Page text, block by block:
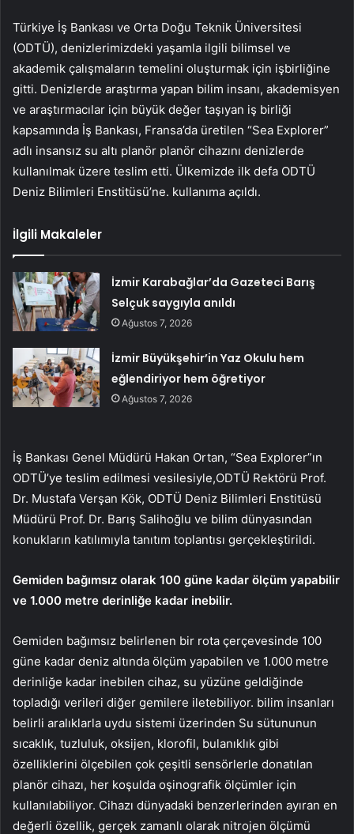
Türkiye İş Bankası ve Orta Doğu Teknik Üniversitesi
(ODTÜ), denizlerimizdeki yaşamla ilgili bilimsel ve
akademik çalışmaların temelini oluşturmak için işbirliğine
gitti. Denizlerde araştırma yapan bilim insanı, akademisyen
ve araştırmacılar için büyük değer taşıyan iş birliği
kapsamında İş Bankası, Fransa’da üretilen “Sea Explorer”
adlı insansız su altı planör planör cihazını denizlerde
kullanılmak üzere teslim etti. Ülkemizde ilk defa ODTÜ
Deniz Bilimleri Enstitüsü’ne. kullanıma açıldı.
İlgili Makaleler
İzmir Karabağlar’da Gazeteci Barış
Selçuk saygıyla anıldı
Ağustos 7, 2026
İzmir Büyükşehir’in Yaz Okulu hem
eğlendiriyor hem öğretiyor
Ağustos 7, 2026
İş Bankası Genel Müdürü Hakan Ortan, “Sea Explorer”ın
ODTÜ’ye teslim edilmesi vesilesiyle,ODTÜ Rektörü Prof.
Dr. Mustafa Verşan Kök, ODTÜ Deniz Bilimleri Enstitüsü
Müdürü Prof. Dr. Barış Salihoğlu ve bilim dünyasından
konukların katılımıyla tanıtım toplantısı gerçekleştirildi.
Gemiden bağımsız olarak 100 güne kadar ölçüm yapabilir
ve 1.000 metre derinliğe kadar inebilir.
Gemiden bağımsız belirlenen bir rota çerçevesinde 100
güne kadar deniz altında ölçüm yapabilen ve 1.000 metre
derinliğe kadar inebilen cihaz, su yüzüne geldiğinde
topladığı verileri diğer gemilere iletebiliyor. bilim insanları
belirli aralıklarla uydu sistemi üzerinden Su sütununun
sıcaklık, tuzluluk, oksijen, klorofil, bulanıklık gibi
özelliklerini ölçebilen çok çeşitli sensörlerle donatılan
planör cihazı, her koşulda oşinografik ölçümler için
kullanılabiliyor. Cihazı dünyadaki benzerlerinden ayıran en
değerli özellik, gerçek zamanlı olarak nitrojen ölçümü